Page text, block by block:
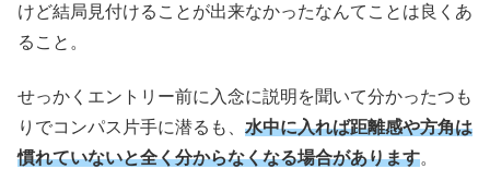
けど結局見付けることが出来なかったなんてことは良くあ
ること。
せっかくエントリー前に入念に説明を聞いて分かったつも
りでコンパス片手に潜るも、 水中に入れば距離感や方角は
慣れていないと全く分からなくなる場合があります。